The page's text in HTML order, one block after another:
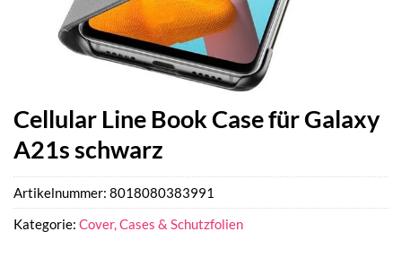
Cellular Line Book Case für Galaxy
A21s schwarz
Artikelnummer: 8018080383991
Kategorie: Cover, Cases & Schutzfolien